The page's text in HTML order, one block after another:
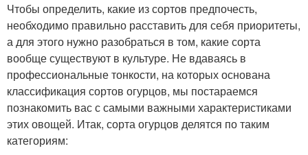
Чтобы определить, какие из сортов предпочесть,
необходимо правильно расставить для себя приоритеты,
а для этого нужно разобраться в том, какие сорта
вообще существуют в культуре. Не вдаваясь в
профессиональные тонкости, на которых основана
классификация сортов огурцов, мы постараемся
познакомить вас с самыми важными характеристиками
этих овощей. Итак, сорта огурцов делятся по таким
категориям: